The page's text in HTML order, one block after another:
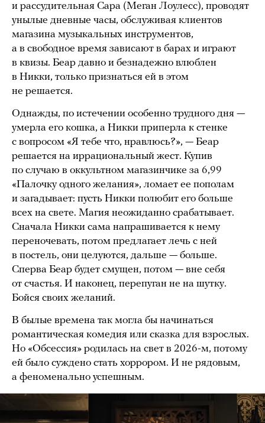
и рассудительная Сара (Меган Лоулесс), проводят
унылые дневные часы, обслуживая клиентов
магазина музыкальных инструментов,
а в свободное время зависают в барах и играют
в квизы. Беар давно и безнадежно влюблен
в Никки, только признаться ей в этом
не решается.
Однажды, по истечении особенно трудного дня —
умерла его кошка, а Никки приперла к стенке
с вопросом «Я тебе что, нравлюсь?», — Беар
решается на иррациональный жест. Купив
по случаю в оккультном магазинчике за 6,99
«Палочку одного желания», ломает ее пополам
и загадывает: пусть Никки полюбит его больше
всех на свете. Магия неожиданно срабатывает.
Сначала Никки сама напрашивается к нему
переночевать, потом предлагает лечь с ней
в постель, они целуются, дальше — больше.
Сперва Беар будет смущен, потом — вне себя
от счастья. И наконец, перепуган не на шутку.
Бойся своих желаний.
В былые времена так могла бы начинаться
романтическая комедия или сказка для взрослых.
Но «Обсессия» родилась на свет в 2026-м, потому
ей было суждено стать хоррором. И не рядовым,
а феноменально успешным.